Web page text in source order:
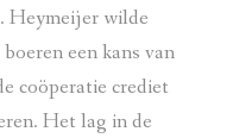
Heymeijer wilde
een kans van
coöperatie crediet
Het lag in de